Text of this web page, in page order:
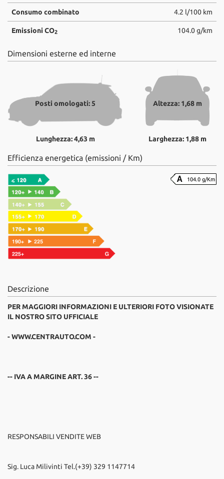
Consumo combinato 4.2 l/100 km
Emissioni CO2 104.0 g/km
Dimensioni esterne ed interne
Posti omologati: 5
Lunghezza: 4,63 m
Altezza: 1,68 m
Larghezza: 1,88 m
Efficienza energetica (emissioni / Km)
104.0 g/Km
Descrizione
PER MAGGIORI INFORMAZIONI E ULTERIORI FOTO VISIONATE
IL NOSTRO SITO UFFICIALE
- WWW.CENTRAUTO.COM -
-- IVA A MARGINE ART. 36 --
RESPONSABILI VENDITE WEB
Sig. Luca Milivinti Tel.(+39) 329 1147714